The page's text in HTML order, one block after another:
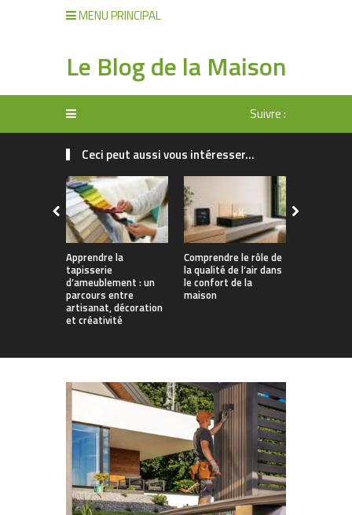
MENU PRINCIPAL
Le Blog de la Maison
Suivre :
Ceci peut aussi vous intéresser...
Apprendre la
tapisserie
d’ameublement : un
parcours entre
artisanat, décoration
et créativité
Comprendre le rôle de
la qualité de l’air dans
le confort de la
maison